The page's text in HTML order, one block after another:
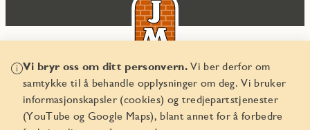
Vi bryr oss om ditt personvern.Vi ber derfor om
samtykke til å behandle opplysninger om deg. Vi bruker
informasjonskapsler (cookies) og tredjepartstjenester
(YouTube og Google Maps), blant annet for å forbedre
© JM Norge AS 2026
Organisasjonsnummer 829 350 122